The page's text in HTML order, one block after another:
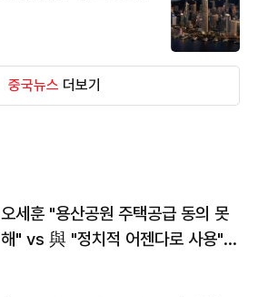
중국뉴스 더보기
오세훈 "용산공원 주택공급 동의 못
해" vs 與 "정치적 어젠다로 사용"